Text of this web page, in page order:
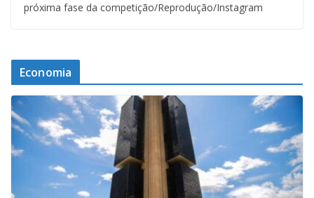
próxima fase da competição/Reprodução/Instagram
Economia